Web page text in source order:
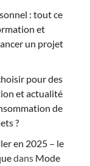
: tout ce
et
un projet
pour des
et actualité
de
?
en 2025 – le
dans Mode